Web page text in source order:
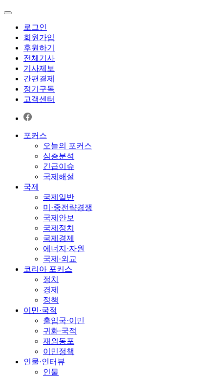
로그인
회원가입
후원하기
전체기사
기사제보
간편결제
정기구독
고객센터
포커스
오늘의 포커스
심층분석
긴급이슈
국제해설
국제
국제일반
미·중전략경쟁
국제안보
국제정치
국제경제
에너지·자원
국제·외교
코리아 포커스
정치
경제
정책
이민·국적
출입국·이민
귀화·국적
재외동포
이민정책
인물·인터뷰
인물